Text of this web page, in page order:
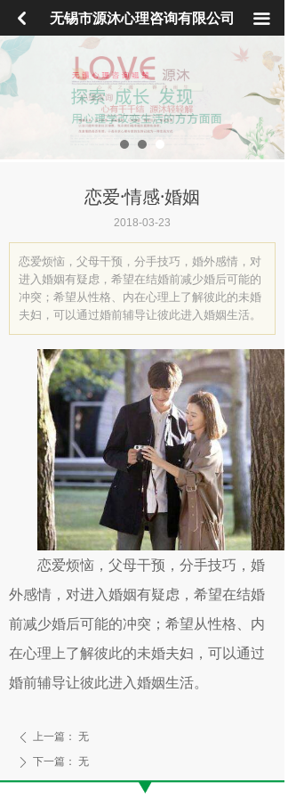
无锡市源沐心理咨询有限公司 끀
首页
心理咨询
心理培训
企业EAP
社会工作
心理产品
联系我们
낒
恋爱·情感·婚姻
恋爱烦恼，父母干预，分手技巧，婚
外感情，对进入婚姻有疑虑，希望在结婚
前减少婚后可能的冲突；希望从性格、内
在心理上了解彼此的未婚夫妇，可以通过
婚前辅导让彼此进入婚姻生活。
2018-03-23
恋爱烦恼，父母干预，分手技巧，婚外感情，对
进入婚姻有疑虑，希望在结婚前减少婚后可能的
冲突；希望从性格、内在心理上了解彼此的未婚
夫妇，可以通过婚前辅导让彼此进入婚姻生活。
ꄴ 上一篇： 无
ꄲ 下一篇： 无